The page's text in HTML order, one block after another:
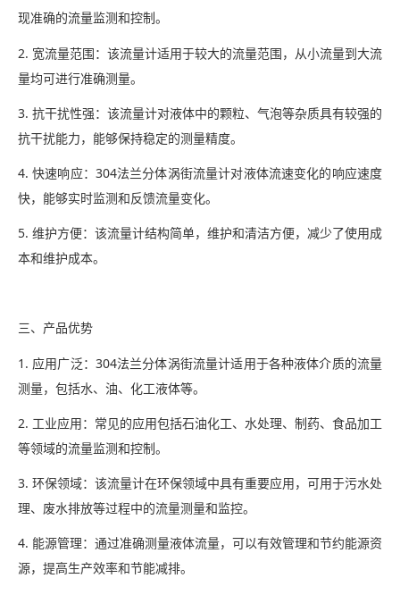
现准确的流量监测和控制。
2. 宽流量范围：该流量计适用于较大的流量范围，从小流量到大流
量均可进行准确测量。
3. 抗干扰性强：该流量计对液体中的颗粒、气泡等杂质具有较强的
抗干扰能力，能够保持稳定的测量精度。
4. 快速响应：304法兰分体涡街流量计对液体流速变化的响应速度
快，能够实时监测和反馈流量变化。
5. 维护方便：该流量计结构简单，维护和清洁方便，减少了使用成
本和维护成本。
三、产品优势
1. 应用广泛：304法兰分体涡街流量计适用于各种液体介质的流量
测量，包括水、油、化工液体等。
2. 工业应用：常见的应用包括石油化工、水处理、制药、食品加工
等领域的流量监测和控制。
3. 环保领域：该流量计在环保领域中具有重要应用，可用于污水处
理、废水排放等过程中的流量测量和监控。
4. 能源管理：通过准确测量液体流量，可以有效管理和节约能源资
源，提高生产效率和节能减排。